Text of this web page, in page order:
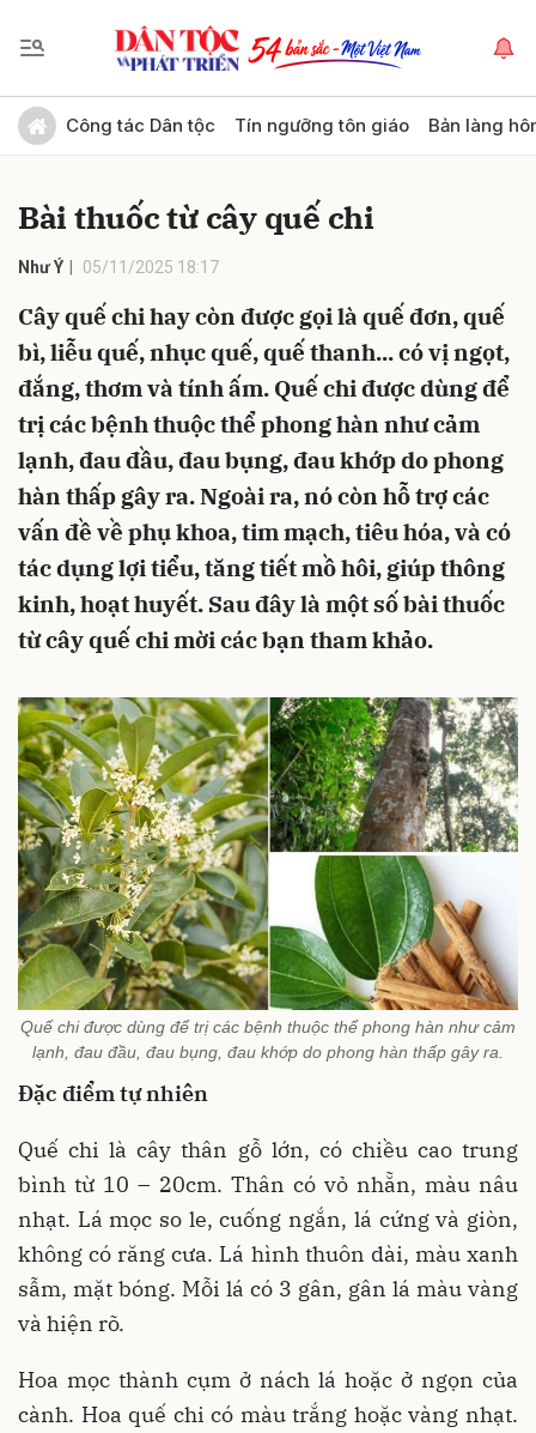
Công tác Dân tộc Tín ngưỡng tôn giáo Bản làng
Bài thuốc từ cây quế chi
Như Ý 05/11/2025 18:17
Cây quế chi hay còn được gọi là quế đơn, quế
bì, liễu quế, nhục quế, quế thanh... có vị ngọt,
đắng, thơm và tính ấm. Quế chi được dùng để
trị các bệnh thuộc thể phong hàn như cảm
lạnh, đau đầu, đau bụng, đau khớp do phong
hàn thấp gây ra. Ngoài ra, nó còn hỗ trợ các
vấn đề về phụ khoa, tim mạch, tiêu hóa, và có
tác dụng lợi tiểu, tăng tiết mồ hôi, giúp thông
kinh, hoạt huyết. Sau đây là một số bài thuốc
từ cây quế chi mời các bạn tham khảo.
Quế chi được dùng để trị các bệnh thuộc thể phong hàn như cảm
lạnh, đau đầu, đau bụng, đau khớp do phong hàn thấp gây ra.
Đặc điểm tự nhiên
Quế chi là cây thân gỗ lớn, có chiều cao trung
bình từ 10 – 20cm. Thân có vỏ nhẵn, màu nâu
nhạt. Lá mọc so le, cuống ngắn, lá cứng và giòn,
không có răng cưa. Lá hình thuôn dài, màu xanh
sẫm, mặt bóng. Mỗi lá có 3 gân, gân lá màu vàng
và hiện rõ.
Hoa mọc thành cụm ở nách lá hoặc ở ngọn của
cành. Hoa quế chi có màu trắng hoặc vàng nhạt.
Gửi bình luận
Hủy Gửi